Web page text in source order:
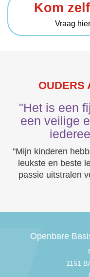
Kom
Vraag
OUDERS
"Het is een
een veilige
"Mijn kinderen
leukste en beste
passie uitstralen
Openbare
1151